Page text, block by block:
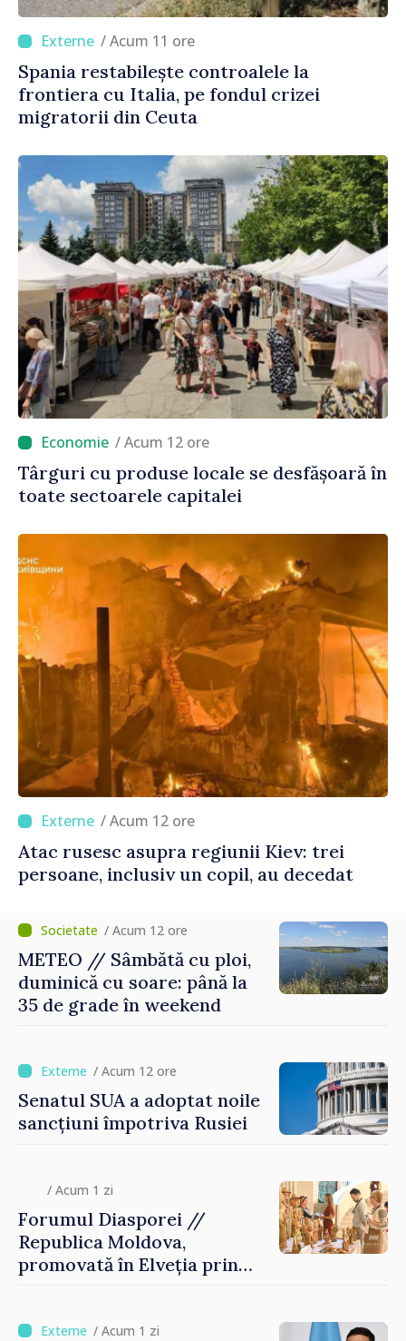
/ Acum 11 ore
Spania restabilește controalele la
frontiera cu Italia, pe fondul crizei
migratorii din Ceuta
/ Acum 12 ore
Târguri cu produse locale se desfășoară în
toate sectoarele capitalei
/ Acum 12 ore
Atac rusesc asupra regiunii Kiev: trei
persoane, inclusiv un copil, au decedat
/ Acum 12 ore
METEO // Sâmbătă cu ploi,
duminică cu soare: până la
35 de grade în weekend
/ Acum 12 ore
Senatul SUA a adoptat noile
sancțiuni împotriva Rusiei
/ Acum 1 zi
Forumul Diasporei //
Republica Moldova,
promovată în Elveția prin
/ Acum 1 zi